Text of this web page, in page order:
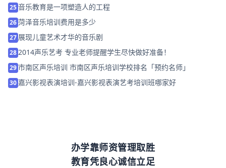
25音乐教育是一项塑造人的工程
26菏泽音乐培训费用是多少
27 展现儿童艺术才华的音乐剧
28 2014声乐艺考 专业老师提醒学生尽快做好准备！
29市南区声乐培训 市南区声乐培训学校排名「预约名师」
30 嘉兴影视表演培训-嘉兴影视表演艺考培训班哪家好
办学靠师资管理取胜
教育凭良心诚信立足